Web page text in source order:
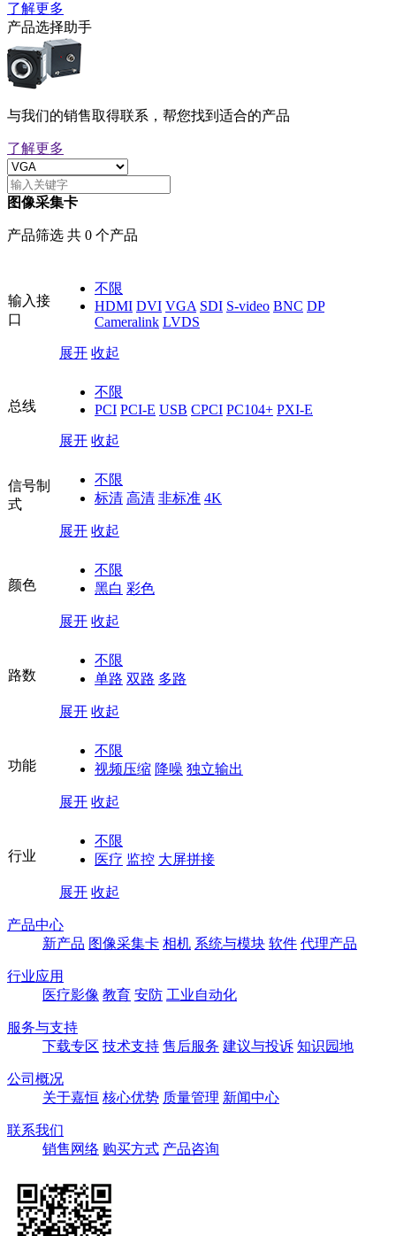
了解更多
产品选择助手
与我们的销售取得联系，帮您找到适合的产品
了解更多
图像采集卡
产品筛选 共 0 个产品
输入接
口
不限
HDMI DVI VGA SDI S-video BNC DP
Cameralink LVDS
展开 收起
总线
不限
PCI PCI-E USB CPCI PC104+ PXI-E
展开 收起
信号制
式
不限
标清 高清 非标准 4K
展开 收起
颜色
不限
黑白 彩色
展开 收起
路数
不限
单路 双路 多路
展开 收起
功能
不限
视频压缩 降噪 独立输出
展开 收起
行业
不限
医疗 监控 大屏拼接
展开 收起
产品中心
新产品 图像采集卡 相机 系统与模块 软件 代理产品
行业应用
医疗影像 教育 安防 工业自动化
服务与支持
下载专区 技术支持 售后服务 建议与投诉 知识园地
公司概况
关于嘉恒 核心优势 质量管理 新闻中心
联系我们
销售网络 购买方式 产品咨询